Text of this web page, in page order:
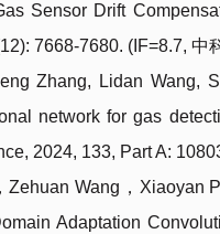
Sensor Drift
7668-7680. (IF=8.7, 中
Zhang, Lidan Wang,
network for gas
2024, 133, Part A:
，Zehuan Wang ， Xiaoyan
Adaptation